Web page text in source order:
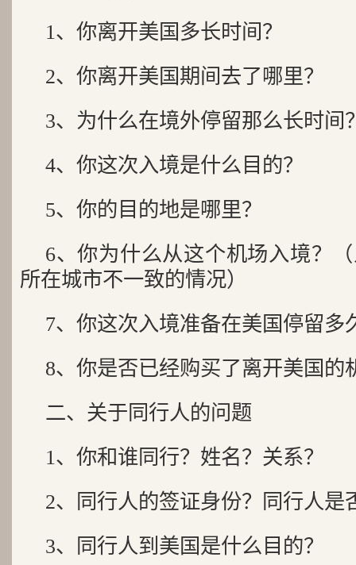
1、你离开美国多长时间？
2、你离开美国期间去了哪里？
3、为什么在境外停留那么长时间
4、你这次入境是什么目的？
5、你的目的地是哪里？
6、你为什么从这个机场入境？
所在城市不一致的情况）
7、你这次入境准备在美国停留多
8、你是否已经购买了离开美国的
二、关于同行人的问题
1、你和谁同行？姓名？关系？
2、同行人的签证身份？同行人是
3、同行人到美国是什么目的？